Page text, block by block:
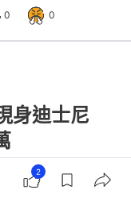
0 0
身迪士尼
2